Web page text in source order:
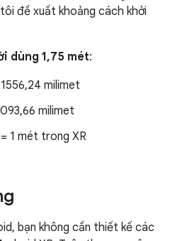
đề xuất khoảng cách khởi
dùng 1,75 mét:
milimet
milimet
1 mét trong XR
bạn không cần thiết kế các